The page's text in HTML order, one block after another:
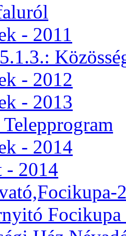
- 2011
- 2012
- 2013
- 2014
- 2014
Focikupa